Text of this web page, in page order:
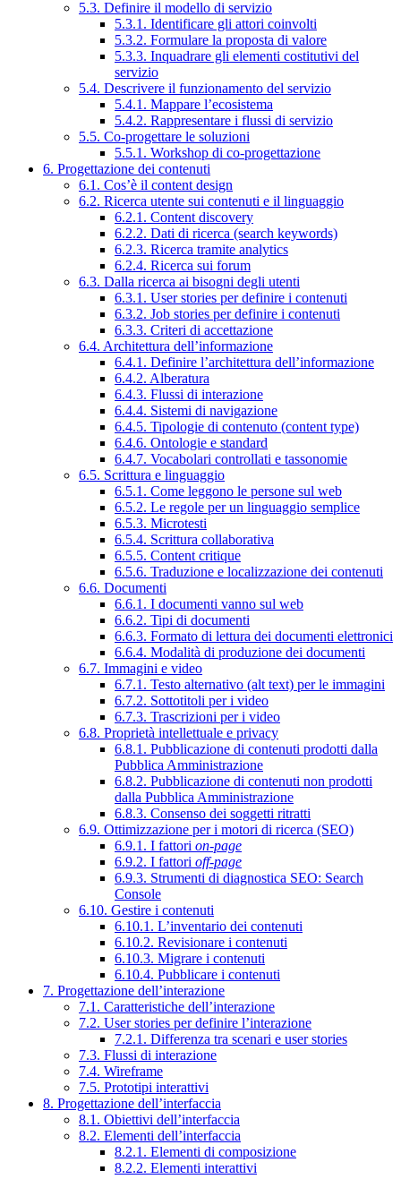
5.3. Definire il modello di servizio
5.3.1. Identificare gli attori coinvolti
5.3.2. Formulare la proposta di valore
5.3.3. Inquadrare gli elementi costitutivi del
servizio
5.4. Descrivere il funzionamento del servizio
5.4.1. Mappare l’ecosistema
5.4.2. Rappresentare i flussi di servizio
5.5. Co-progettare le soluzioni
5.5.1. Workshop di co-progettazione
6. Progettazione dei contenuti
6.1. Cos’è il content design
6.2. Ricerca utente sui contenuti e il linguaggio
6.2.1. Content discovery
6.2.2. Dati di ricerca (search keywords)
6.2.3. Ricerca tramite analytics
6.2.4. Ricerca sui forum
6.3. Dalla ricerca ai bisogni degli utenti
6.3.1. User stories per definire i contenuti
6.3.2. Job stories per definire i contenuti
6.3.3. Criteri di accettazione
6.4. Architettura dell’informazione
6.4.1. Definire l’architettura dell’informazione
6.4.2. Alberatura
6.4.3. Flussi di interazione
6.4.4. Sistemi di navigazione
6.4.5. Tipologie di contenuto (content type)
6.4.6. Ontologie e standard
6.4.7. Vocabolari controllati e tassonomie
6.5. Scrittura e linguaggio
6.5.1. Come leggono le persone sul web
6.5.2. Le regole per un linguaggio semplice
6.5.3. Microtesti
6.5.4. Scrittura collaborativa
6.5.5. Content critique
6.5.6. Traduzione e localizzazione dei contenuti
6.6. Documenti
6.6.1. I documenti vanno sul web
6.6.2. Tipi di documenti
6.6.3. Formato di lettura dei documenti elettronici
6.6.4. Modalità di produzione dei documenti
6.7. Immagini e video
6.7.1. Testo alternativo (alt text) per le immagini
6.7.2. Sottotitoli per i video
6.7.3. Trascrizioni per i video
6.8. Proprietà intellettuale e privacy
6.8.1. Pubblicazione di contenuti prodotti dalla
Pubblica Amministrazione
6.8.2. Pubblicazione di contenuti non prodotti
dalla Pubblica Amministrazione
6.8.3. Consenso dei soggetti ritratti
6.9. Ottimizzazione per i motori di ricerca (SEO)
6.9.1. I fattori on-page
6.9.2. I fattori off-page
6.9.3. Strumenti di diagnostica SEO: Search
Console
6.10. Gestire i contenuti
6.10.1. L’inventario dei contenuti
6.10.2. Revisionare i contenuti
6.10.3. Migrare i contenuti
6.10.4. Pubblicare i contenuti
7. Progettazione dell’interazione
7.1. Caratteristiche dell’interazione
7.2. User stories per definire l’interazione
7.2.1. Differenza tra scenari e user stories
7.3. Flussi di interazione
7.4. Wireframe
7.5. Prototipi interattivi
8. Progettazione dell’interfaccia
8.1. Obiettivi dell’interfaccia
8.2. Elementi dell’interfaccia
8.2.1. Elementi di composizione
8.2.2. Elementi interattivi